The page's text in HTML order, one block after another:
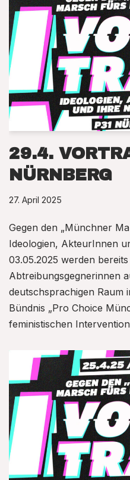
29.4.
NÜRNBERG
27. April 2025
Gegen den „Münchner
Ideologien, AkteurInnen
03.05.2025 werden
Abtreibungsgegnerinnen
deutschsprachigen Raum
Bündnis „Pro Choice
feministischen